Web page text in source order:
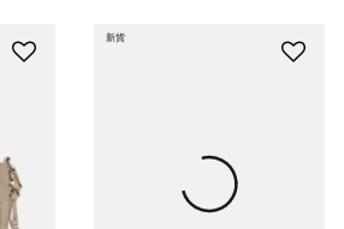
新貨